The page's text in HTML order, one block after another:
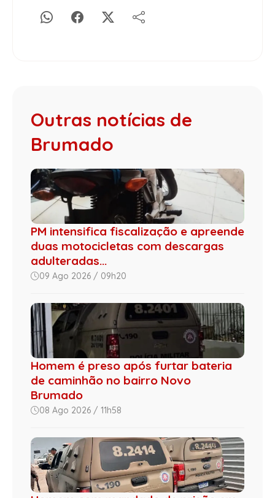
Outras notícias de
Brumado
PM intensifica fiscalização e apreende
duas motocicletas com descargas
adulteradas...
09 Ago 2026 / 09h20
Homem é preso após furtar bateria
de caminhão no bairro Novo
Brumado
08 Ago 2026 / 11h58